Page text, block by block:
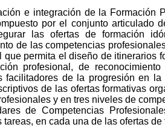
e integración de la Formación
por el conjunto articulado
las ofertas de formación
de las competencias
permita el diseño de itinerarios
profesional, de
facilitadores de la progresión en
de las ofertas formativas
y en tres niveles de
de Competencias
en cada una de las ofertas